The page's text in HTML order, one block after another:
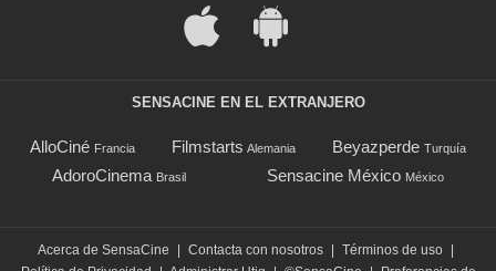
SENSACINE EN EL EXTRANJERO
AlloCiné Francia Filmstarts Alemania Beyazperde Turquía
AdoroCinema Brasil Sensacine México México
Acerca de SensaCine Contacta con nosotros Términos de uso